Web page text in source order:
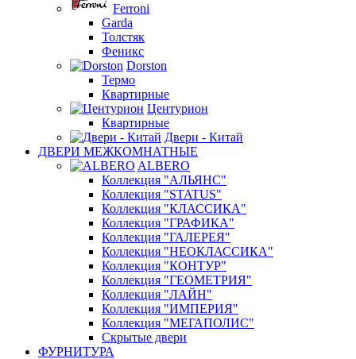
Ferroni
Garda
Толстяк
Феникс
Dorston
Термо
Квартирные
Центурион
Квартирные
Двери - Китай
ДВЕРИ МЕЖКОМНАТНЫЕ
ALBERO
Коллекция "АЛЬЯНС"
Коллекция "STATUS"
Коллекция "КЛАССИКА"
Коллекция "ГРАФИКА"
Коллекция "ГАЛЕРЕЯ"
Коллекция "НЕОКЛАССИКА"
Коллекция "КОНТУР"
Коллекция "ГЕОМЕТРИЯ"
Коллекция "ЛАЙН"
Коллекция "ИМПЕРИЯ"
Коллекция "МЕГАПОЛИС"
Скрытые двери
ФУРНИТУРА